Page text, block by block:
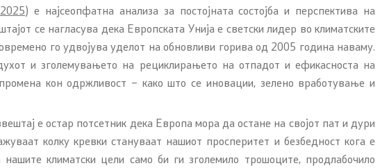
) е најсеопфатна анализа за постојната состојба и перспектива на
се нагласува дека Европската Унија е светски лидер во климатските
го удвојува уделот на обновливи горива од 2005 година наваму.
и зголемувањето на рециклирањето на отпадот и ефикасноста на
кон одржливост – како што се иновации, зелено вработување и
е остар потсетник дека Европа мора да остане на својот пат и дури
колку кревки стануваат нашиот просперитет и безбедност кога е
климатски цели само би ги зголемило трошоците, продлабочило